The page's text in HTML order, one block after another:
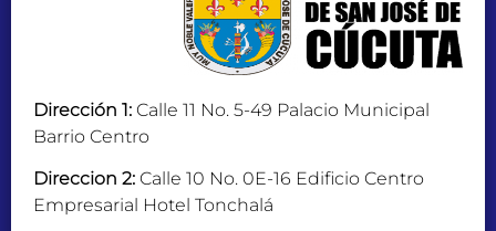
Dirección 1: Calle 11 No. 5-49 Palacio Municipal
Barrio Centro
Direccion 2: Calle 10 No. 0E-16 Edificio Centro
Empresarial Hotel Tonchalá